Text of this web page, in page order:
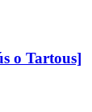
o Tartous]